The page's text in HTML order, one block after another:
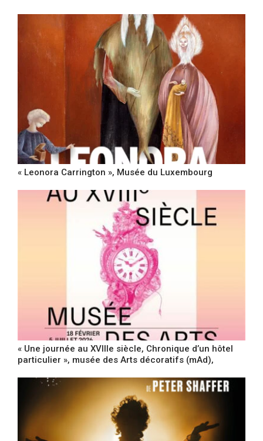
« Leonora Carrington », Musée du Luxembourg
« Une journée au XVIIIe siècle, Chronique d’un hôtel
particulier », musée des Arts décoratifs (mAd),